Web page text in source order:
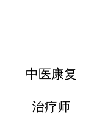
中医康复
治疗师